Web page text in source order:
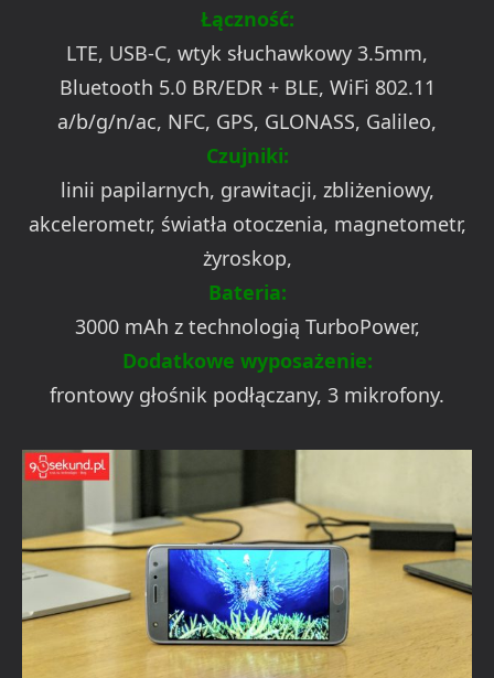
Łączność:
LTE, USB-C, wtyk słuchawkowy 3.5mm,
Bluetooth 5.0 BR/EDR + BLE, WiFi 802.11
a/b/g/n/ac, NFC, GPS, GLONASS, Galileo,
Czujniki:
linii papilarnych, grawitacji, zbliżeniowy,
akcelerometr, światła otoczenia, magnetometr,
żyroskop,
Bateria:
3000 mAh z technologią TurboPower,
Dodatkowe wyposażenie:
frontowy głośnik podłączany, 3 mikrofony.